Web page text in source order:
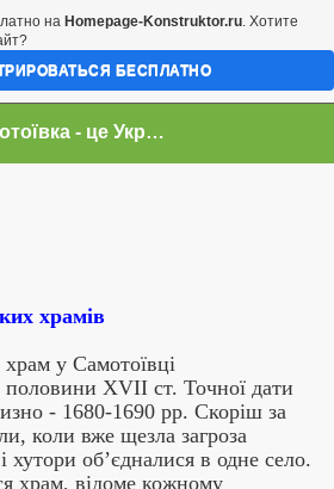
Самотоївка - це Україна
храмів
храм у Самотоївці
половини XVII ст. Точної дати
- 1680-1690 рр. Скоріш за
коли вже щезла загроза
хутори об’єдналися в одне село.
храм, відоме кожному
на Homepage-Konstruktor.ru. Хотите
БЕСПЛАТНО